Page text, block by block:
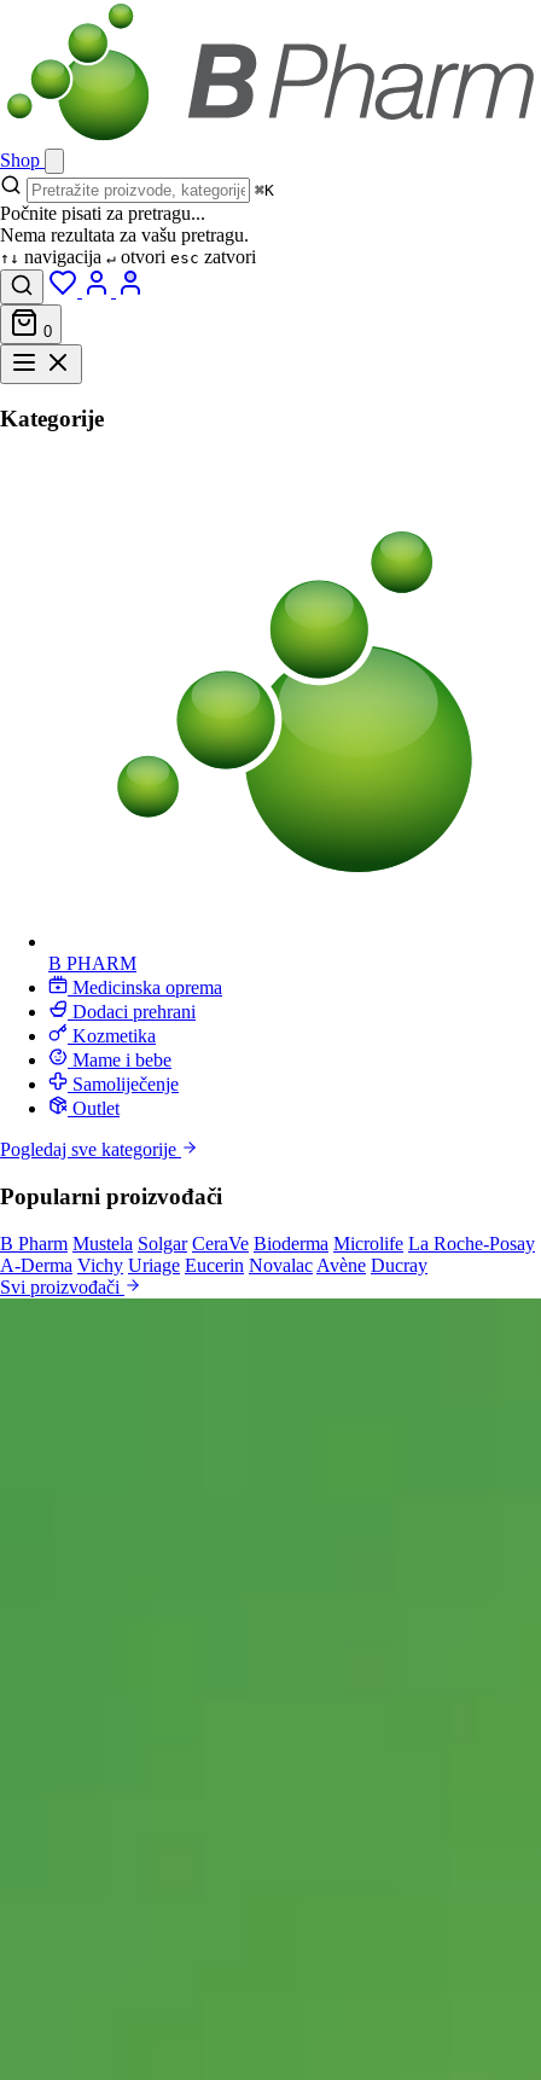
Shop
⌘K
Počnite pisati za pretragu...
Nema rezultata za vašu pretragu.
↑↓ navigacija ↵ otvori esc zatvori
0
Kategorije
B PHARM
Medicinska oprema
Dodaci prehrani
Kozmetika
Mame i bebe
Samoliječenje
Outlet
Pogledaj sve kategorije
Popularni proizvođači
B Pharm Mustela Solgar CeraVe Bioderma Microlife La Roche-Posay
A-Derma Vichy Uriage Eucerin Novalac Avène Ducray
Svi proizvođači